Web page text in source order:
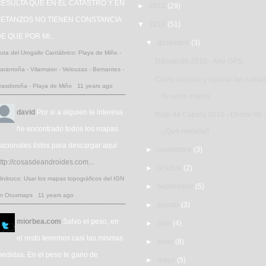
QUE EN EL CATASTRO Y EN
NO TIENEN CONSTANCIA
QUE POR MI...
del Urogallo Cantábrico: Playa de Miño -
- Vilarmaior - Velouzas - Bemantes -
- Playa de Miño · 11 years ago
david Por si a alguien le interesa
he encontrado todos los mapas
listos para descargar aqui
cosasdeandroides.com...
Usar los mapas topográficos del IGN
Oruxmaps · 11 years ago
miorbea.com Salvo el peso, en
el resto tenemos casi las mismas
En el peso te gano de
► (29)
▼ (51)
▼ (3)
► (3)
► (2)
► (5)
► (3)
► (4)
► (8)
► (5)